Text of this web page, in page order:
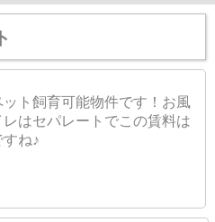
ット飼育可能物件です！お風
レはセパレートでこの賃料は
ね♪